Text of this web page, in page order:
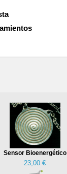
Sensor Bioenergético
23,00 €